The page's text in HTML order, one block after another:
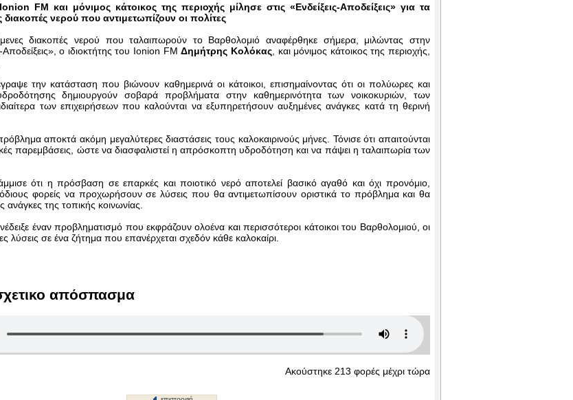
FM και μόνιμος κάτοικος της περιοχής μίλησε στις «Ενδείξεις-Αποδείξεις» για τα
νερού που αντιμετωπίζουν οι πολίτες
διακοπές νερού που ταλαιπωρούν το Βαρθολομιό αναφέρθηκε σήμερα, μιλώντας στην
ο ιδιοκτήτης του Ionion FMΔημήτρης Κολόκας, και μόνιμος κάτοικος της περιοχής,
την κατάσταση που βιώνουν καθημερινά οι κάτοικοι, επισημαίνοντας ότι οι πολύωρες και
δημιουργούν σοβαρά προβλήματα στην καθημερινότητα των νοικοκυριών, των
των επιχειρήσεων που καλούνται να εξυπηρετήσουν αυξημένες ανάγκες κατά τη θερινή
αποκτά ακόμη μεγαλύτερες διαστάσεις τους καλοκαιρινούς μήνες. Τόνισε ότι απαιτούνται
παρεμβάσεις, ώστε να διασφαλιστεί η απρόσκοπτη υδροδότηση και να πάψει η ταλαιπωρία των
ότι η πρόσβαση σε επαρκές και ποιοτικό νερό αποτελεί βασικό αγαθό και όχι προνόμιο,
φορείς να προχωρήσουν σε λύσεις που θα αντιμετωπίσουν οριστικά το πρόβλημα και θα
ανάγκες της τοπικής κοινωνίας.
έναν προβληματισμό που εκφράζουν ολοένα και περισσότεροι κάτοικοι του Βαρθολομιού, οι
λύσεις σε ένα ζήτημα που επανέρχεται σχεδόν κάθε καλοκαίρι.
απόσπασμα
Ακούστηκε 213 φορές μέχρι τώρα